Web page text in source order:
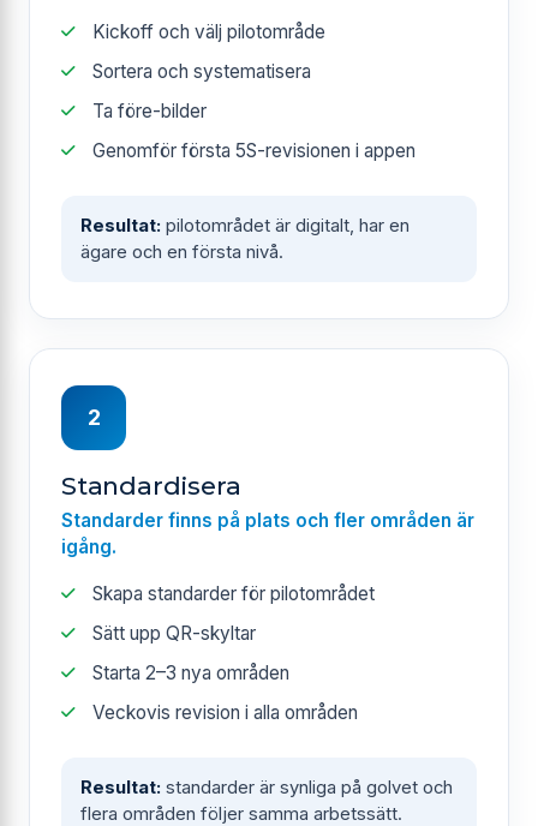
Kickoff och välj pilotområde
Sortera och systematisera
Ta före-bilder
Genomför första 5S-revisionen i appen
Resultat: pilotområdet är digitalt, har en
ägare och en första nivå.
2
Standardisera
Standarder finns på plats och fler områden är
igång.
Skapa standarder för pilotområdet
Sätt upp QR-skyltar
Starta 2–3 nya områden
Veckovis revision i alla områden
Resultat: standarder är synliga på golvet och
flera områden följer samma arbetssätt.